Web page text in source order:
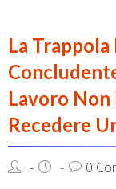
La
Lavoro Non
Recedere
0